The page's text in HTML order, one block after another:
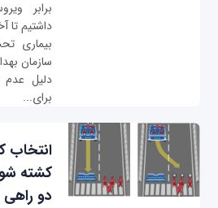
بیماری
سازمان
دلیل عدم
برای...
انتخاب
کشته
دو راهی